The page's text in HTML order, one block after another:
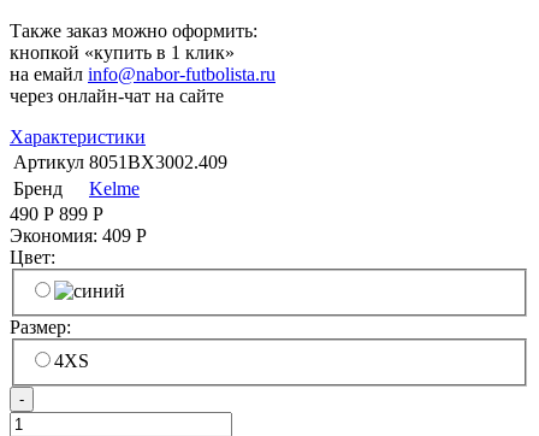
Также заказ можно оформить:
кнопкой «купить в 1 клик»
на емайл info@nabor-futbolista.ru
через онлайн-чат на сайте
Характеристики
Артикул 8051BX3002.409
Бренд
Kelme
490 Р 899 Р
Экономия: 409 Р
Цвет:
Размер:
4XS
-